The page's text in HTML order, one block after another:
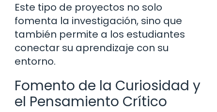
Este tipo de proyectos no solo
fomenta la investigación, sino que
también permite a los estudiantes
conectar su aprendizaje con su
entorno.
Fomento de la Curiosidad y
el Pensamiento Crítico